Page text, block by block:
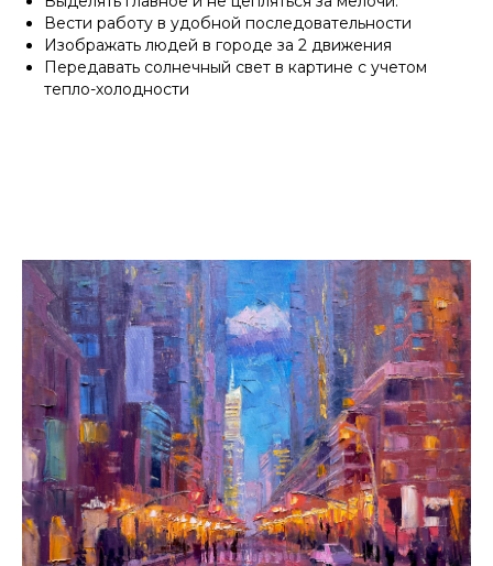
Вести работу в удобной последовательности
Изображать людей в городе за 2 движения
Передавать солнечный свет в картине с учетом
тепло-холодности